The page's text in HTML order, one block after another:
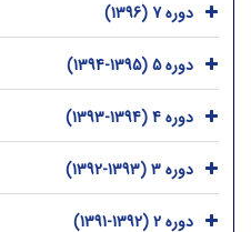
دوره 7 (1396)
دوره 5 (1395-1394)
دوره 4 (1394-1393)
دوره 3 (1393-1392)
دوره 2 (1392-1391)